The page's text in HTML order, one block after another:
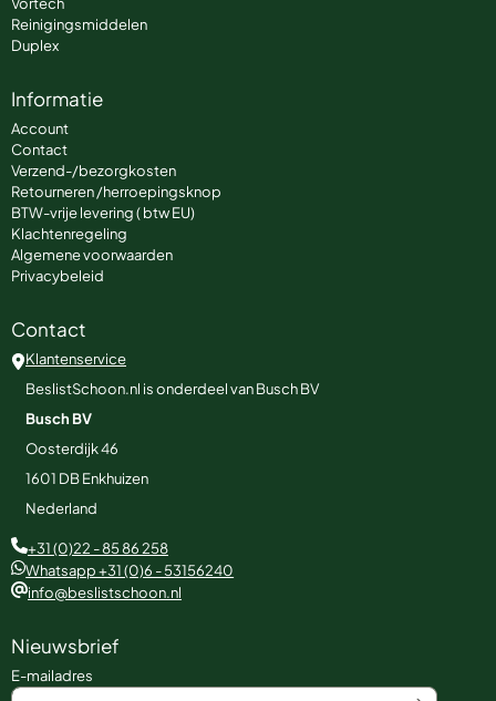
Vortech
Reinigingsmiddelen
Duplex
Informatie
Account
Contact
Verzend-/bezorgkosten
Retourneren /herroepingsknop
BTW-vrije levering ( btw EU)
Klachtenregeling
Algemene voorwaarden
Privacybeleid
Contact
Klantenservice
BeslistSchoon.nl is onderdeel van Busch BV
Busch BV
Oosterdijk 46
1601 DBEnkhuizen
Nederland
+31 (0)22 - 85 86 258
Whatsapp +31 (0)6 - 53156240
info@beslistschoon.nl
Nieuwsbrief
E-mailadres